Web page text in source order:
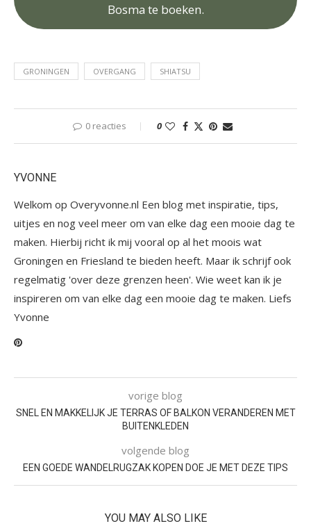
Bosma te boeken.
GRONINGEN OVERGANG SHIATSU
0 reacties 0
YVONNE
Welkom op Overyvonne.nl Een blog met inspiratie, tips,
uitjes en nog veel meer om van elke dag een mooie dag te
maken. Hierbij richt ik mij vooral op al het moois wat
Groningen en Friesland te bieden heeft. Maar ik schrijf ook
regelmatig 'over deze grenzen heen'. Wie weet kan ik je
inspireren om van elke dag een mooie dag te maken. Liefs
Yvonne
vorige blog
SNEL EN MAKKELIJK JE TERRAS OF BALKON VERANDEREN MET
BUITENKLEDEN
volgende blog
EEN GOEDE WANDELRUGZAK KOPEN DOE JE MET DEZE TIPS
YOU MAY ALSO LIKE